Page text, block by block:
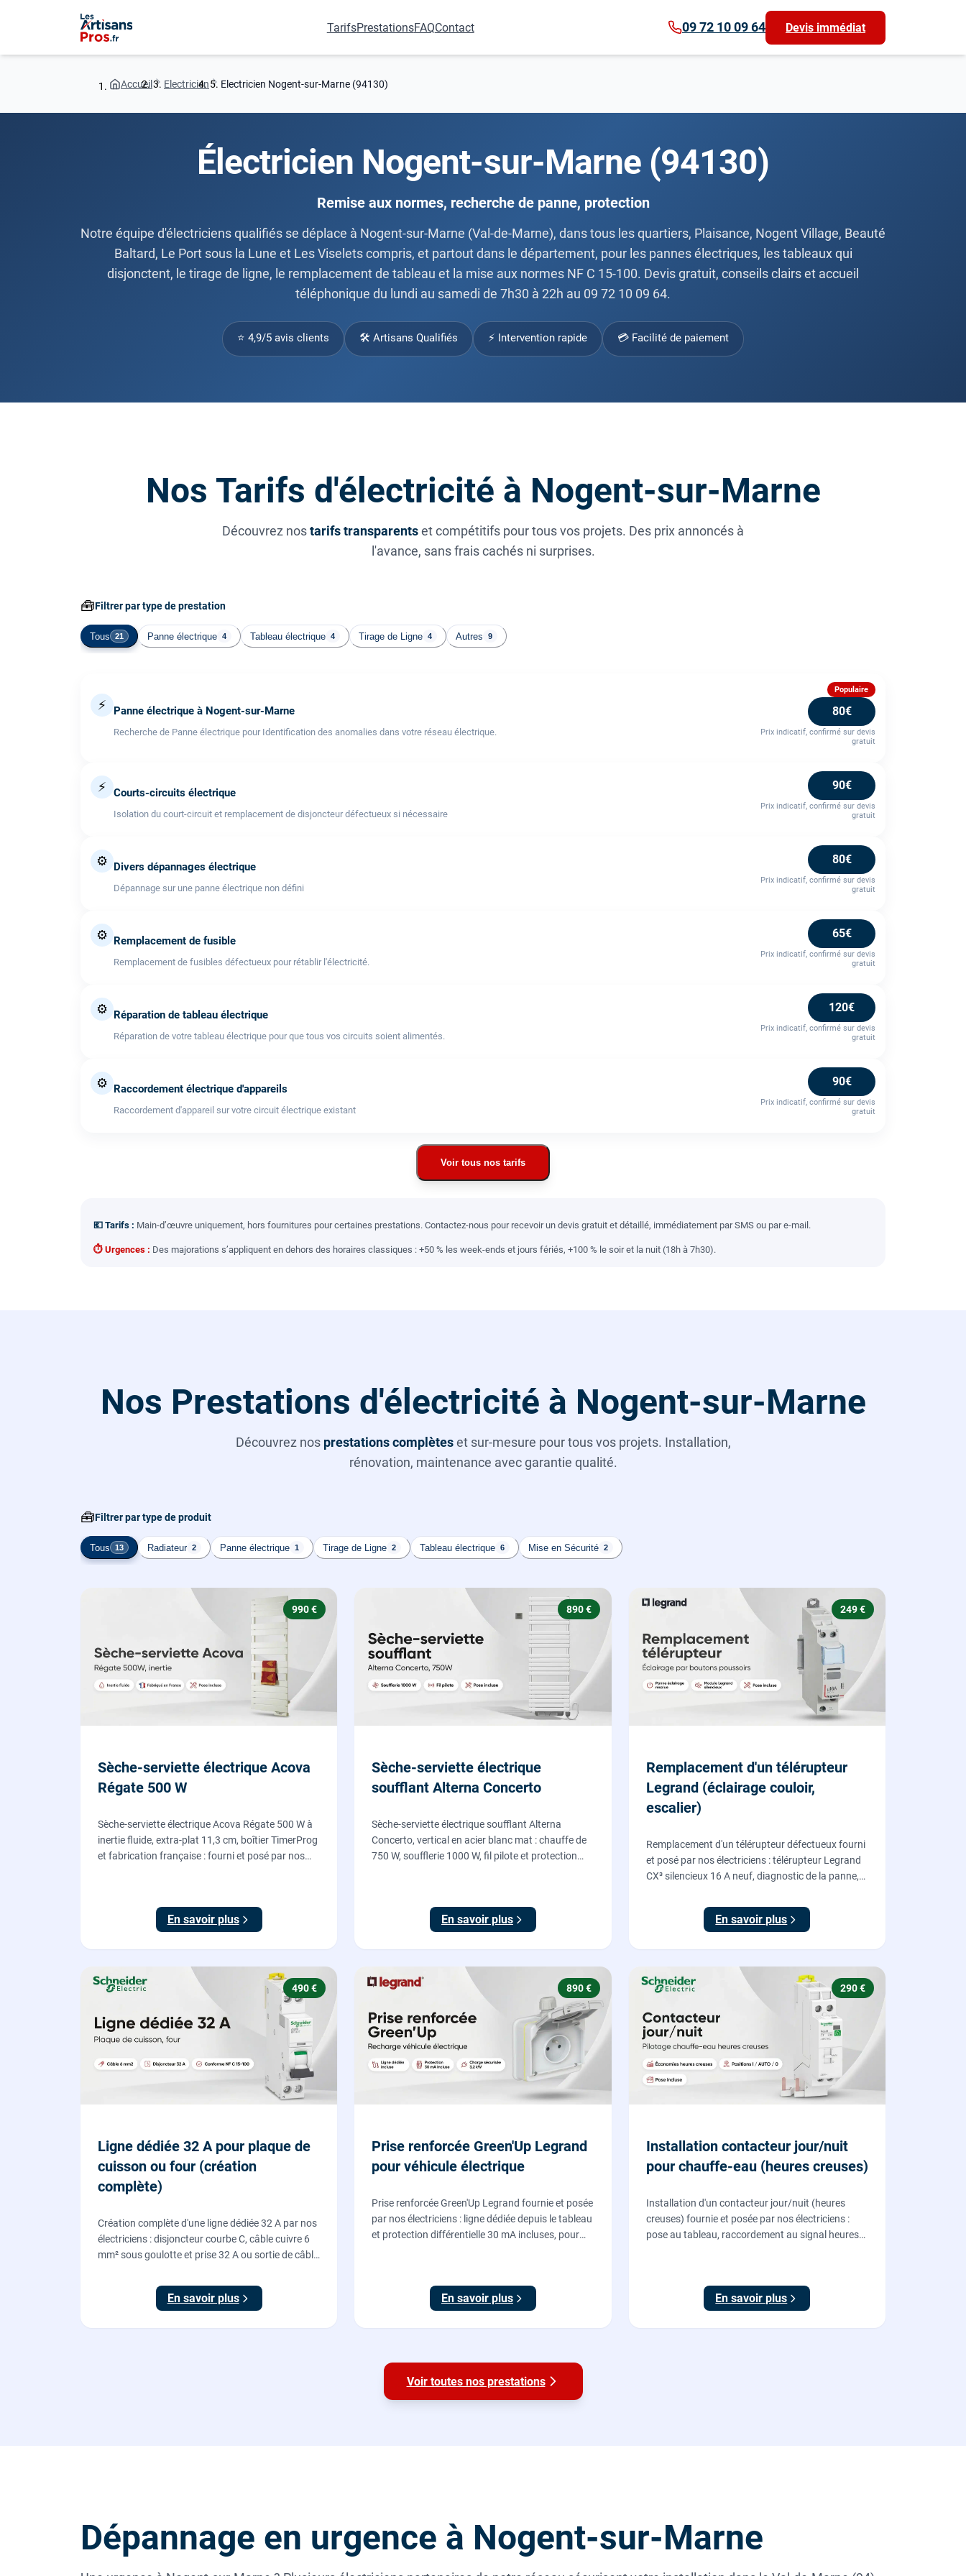
TarifsPrestationsFAQContact 09 72 10 09 64 Devis immédiat
Accueil Electricien Electricien Nogent-sur-Marne (94130)
Électricien Nogent-sur-Marne (94130)
Remise aux normes, recherche de panne, protection
Notre équipe d'électriciens qualifiés se déplace à Nogent-sur-Marne (Val-de-Marne), dans tous les quartiers, Plaisance, Nogent Village, Beauté
Baltard, Le Port sous la Lune et Les Viselets compris, et partout dans le département, pour les pannes électriques, les tableaux qui
disjonctent, le tirage de ligne, le remplacement de tableau et la mise aux normes NF C 15-100. Devis gratuit, conseils clairs et accueil
téléphonique du lundi au samedi de 7h30 à 22h au 09 72 10 09 64.
⭐ 4,9/5 avis clients 🛠 Artisans Qualifiés ⚡ Intervention rapide 💳 Facilité de paiement
Nos Tarifs d'électricité à Nogent-sur-Marne
Découvrez nostarifs transparentset compétitifs pour tous vos projets. Des prix annoncés à
l'avance, sans frais cachés ni surprises.
🧰Filtrer par type de prestation
Tous 21 Panne électrique 4 Tableau électrique 4 Tirage de Ligne 4 Autres 9
⚡ Panne électrique à Nogent-sur-Marne
Recherche de Panne électrique pour Identification des anomalies dans votre réseau électrique.
Populaire
80€
Prix indicatif, confirmé sur devis
gratuit
⚡ Courts-circuits électrique
Isolation du court-circuit et remplacement de disjoncteur défectueux si nécessaire
90€
Prix indicatif, confirmé sur devis
gratuit
⚙️ Divers dépannages électrique
Dépannage sur une panne électrique non défini
80€
Prix indicatif, confirmé sur devis
gratuit
⚙️ Remplacement de fusible
Remplacement de fusibles défectueux pour rétablir l'électricité.
65€
Prix indicatif, confirmé sur devis
gratuit
⚙️ Réparation de tableau électrique
Réparation de votre tableau électrique pour que tous vos circuits soient alimentés.
120€
Prix indicatif, confirmé sur devis
gratuit
⚙️ Raccordement électrique d'appareils
Raccordement d'appareil sur votre circuit électrique existant
90€
Prix indicatif, confirmé sur devis
gratuit
Voir tous nos tarifs
💶 Tarifs : Main-d’œuvre uniquement, hors fournitures pour certaines prestations. Contactez-nous pour recevoir un devis gratuit et détaillé, immédiatement par SMS ou par e-mail.
⏱ Urgences : Des majorations s’appliquent en dehors des horaires classiques : +50 % les week-ends et jours fériés, +100 % le soir et la nuit (18h à 7h30).
Nos Prestations d'électricité à Nogent-sur-Marne
Découvrez nos prestations complèteset sur-mesure pour tous vos projets. Installation,
rénovation, maintenance avec garantie qualité.
🧰Filtrer par type de produit
Tous 13 Radiateur 2 Panne électrique 1 Tirage de Ligne 2 Tableau électrique 6 Mise en Sécurité 2
990 €
Sèche-serviette électrique Acova
Régate 500 W
Sèche-serviette électrique Acova Régate 500 W à
inertie fluide, extra-plat 11,3 cm, boîtier TimerProg
et fabrication française : fourni et posé par nos
En savoir plus
890 €
Sèche-serviette électrique
soufflant Alterna Concerto
Sèche-serviette électrique soufflant Alterna
Concerto, vertical en acier blanc mat : chauffe de
750 W, soufflerie 1000 W, fil pilote et protection
En savoir plus
249 €
Remplacement d'un télérupteur
Legrand (éclairage couloir,
escalier)
Remplacement d'un télérupteur défectueux fourni
et posé par nos électriciens : télérupteur Legrand
CX³ silencieux 16 A neuf, diagnostic de la panne,
depuis tous vos boutons poussoirs.
En savoir plus
490 €
Ligne dédiée 32 A pour plaque de
cuisson ou four (création
complète)
Création complète d'une ligne dédiée 32 A par nos
électriciens : disjoncteur courbe C, câble cuivre 6
mm² sous goulotte et prise 32 A ou sortie de câble
conforme NF C 15-100.
En savoir plus
890 €
Prise renforcée Green'Up Legrand
pour véhicule électrique
Prise renforcée Green'Up Legrand fournie et posée
par nos électriciens : ligne dédiée depuis le tableau
et protection différentielle 30 mA incluses, pour
En savoir plus
290 €
Installation contacteur jour/nuit
pour chauffe-eau (heures creuses)
Installation d'un contacteur jour/nuit (heures
creuses) fournie et posée par nos électriciens :
pose au tableau, raccordement au signal heures
En savoir plus
Voir toutes nos prestations
Dépannage en urgence à Nogent-sur-Marne